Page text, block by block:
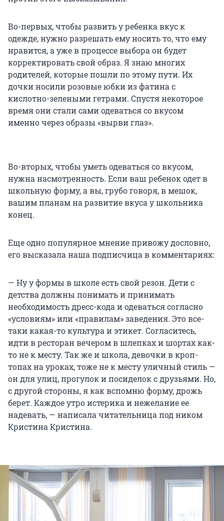
Во-первых, чтобы развить у ребенка вкус к
одежде, нужно разрешать ему носить то, что ему
нравится, а уже в процессе выбора он будет
корректировать свой образ. Я знаю многих
родителей, которые пошли по этому пути. Их
дочки носили розовые юбки из фатина с
кислотно-зелеными гетрами. Спустя некоторое
время они стали сами одеваться со вкусом
именно через образы «вырви глаз».
Во-вторых, чтобы уметь одеваться со вкусом,
нужна насмотренность. Если ваш ребенок одет в
школьную форму, а вы, грубо говоря, в мешок,
вашим планам на развитие вкуса у школьника
конец.
Еще одно популярное мнение привожу дословно,
его высказала наша подписчица в комментариях:
— Ну у формы в школе есть свой резон. Дети с
детства должны понимать и принимать
необходимость дресс-кода и одеваться согласно
«условиям» или «правилам» заведения. Это все-
таки какая-то культура и этикет. Согласитесь,
идти в ресторан вечером в шлепках и шортах как-
то не к месту. Так же и школа, девочки в кроп-
топах на уроках, тоже не к месту уличный стиль —
он для улиц, прогулок и посиделок с друзьями. Но,
с другой стороны, я как вспомню форму, дрожь
берет. Каждое утро истерика и нежелание ее
надевать, — написала читательница под ником
Кристина Кристина.